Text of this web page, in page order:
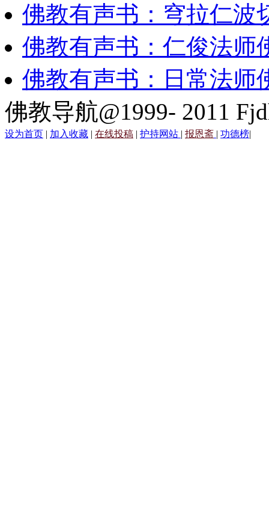
佛教有声书：穹拉仁波
佛教有声书：仁俊法师
佛教有声书：日常法师
佛教导航@1999- 2011
设为首页 | 加入收藏 | 在线投稿 | 护持网站 | 报恩斋 | 功德榜|